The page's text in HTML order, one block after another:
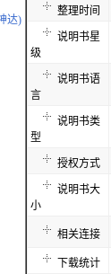
达)
整理时间
说明书星
级
说明书语
言
说明书类
型
授权方式
说明书大
小
相关连接
下载统计